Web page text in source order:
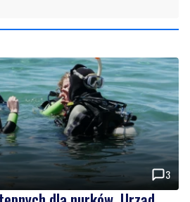
3